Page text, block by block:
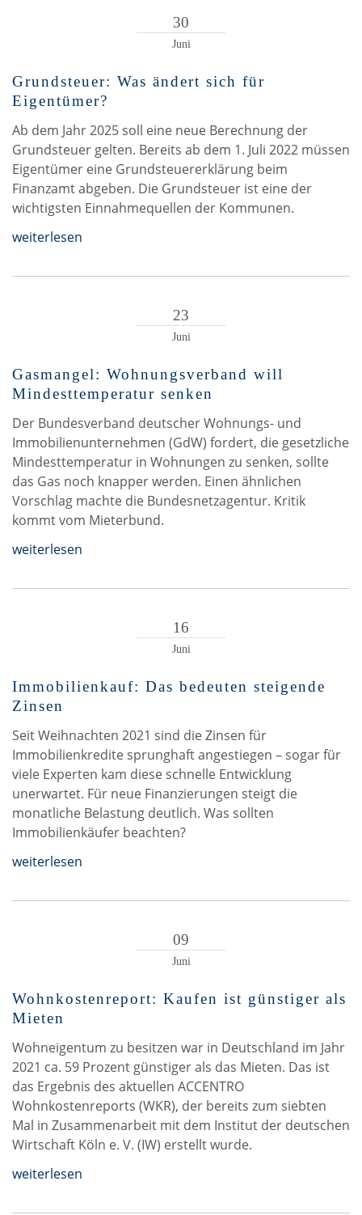
30
Juni
Grundsteuer: Was ändert sich für
Eigentümer?
Ab dem Jahr 2025 soll eine neue Berechnung der
Grundsteuer gelten. Bereits ab dem 1. Juli 2022 müssen
Eigentümer eine Grundsteuererklärung beim
Finanzamt abgeben. Die Grundsteuer ist eine der
wichtigsten Einnahmequellen der Kommunen.
weiterlesen
23
Juni
Gasmangel: Wohnungsverband will
Mindesttemperatur senken
Der Bundesverband deutscher Wohnungs- und
Immobilienunternehmen (GdW) fordert, die gesetzliche
Mindesttemperatur in Wohnungen zu senken, sollte
das Gas noch knapper werden. Einen ähnlichen
Vorschlag machte die Bundesnetzagentur. Kritik
kommt vom Mieterbund.
weiterlesen
16
Juni
Immobilienkauf: Das bedeuten steigende
Zinsen
Seit Weihnachten 2021 sind die Zinsen für
Immobilienkredite sprunghaft angestiegen – sogar für
viele Experten kam diese schnelle Entwicklung
unerwartet. Für neue Finanzierungen steigt die
monatliche Belastung deutlich. Was sollten
Immobilienkäufer beachten?
weiterlesen
09
Juni
Wohnkostenreport: Kaufen ist günstiger als
Mieten
Wohneigentum zu besitzen war in Deutschland im Jahr
2021 ca. 59 Prozent günstiger als das Mieten. Das ist
das Ergebnis des aktuellen ACCENTRO
Wohnkostenreports (WKR), der bereits zum siebten
Mal in Zusammenarbeit mit dem Institut der deutschen
Wirtschaft Köln e. V. (IW) erstellt wurde.
weiterlesen